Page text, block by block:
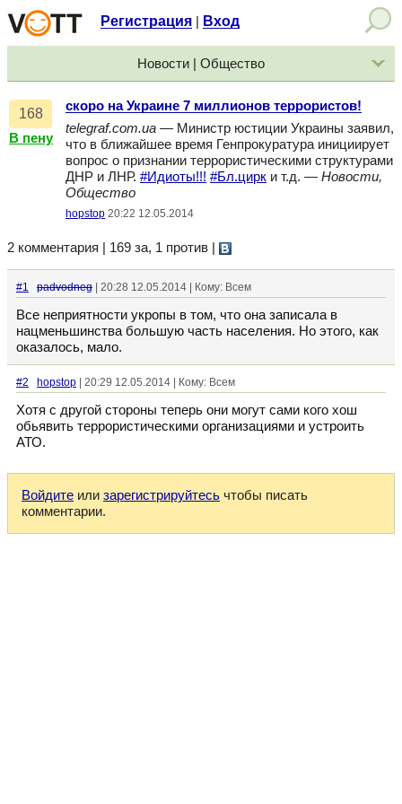
Регистрация Вход
Новости | Общество
168
В пену
скоро на Украине 7 миллионов террористов!
telegraf.com.ua — Министр юстиции Украины заявил,
что в ближайшее время Генпрокуратура инициирует
вопрос о признании террористическими структурами
ДНР и ЛНР. #Идиоты!!! #Бл.цирк и т.д. — Новости,
Общество
hopstop 20:22 12.05.2014
2 комментария | 169 за, 1 против
#1 padvodneg | 20:28 12.05.2014 | Кому: Всем
Все неприятности укропы в том, что она записала в
нацменьшинства большую часть населения. Но этого, как
оказалось, мало.
#2 hopstop | 20:29 12.05.2014 | Кому: Всем
Хотя с другой стороны теперь они могут сами кого хош
обьявить террористическими организациями и устроить
АТО.
Войдите или зарегистрируйтесь чтобы писать
комментарии.